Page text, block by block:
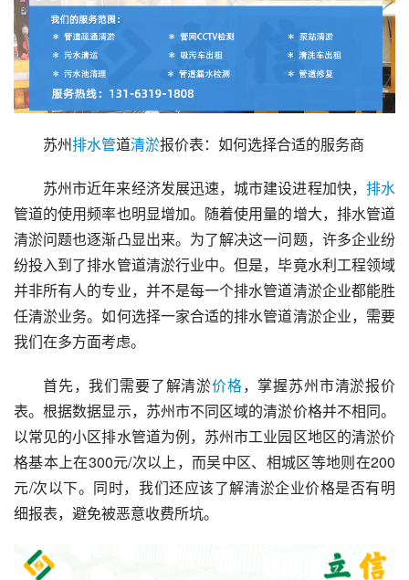
苏州排水管道清淤报价表：如何选择合适的服务商
苏州市近年来经济发展迅速，城市建设进程加快， 排水
管道的使用频率也明显增加。随着使用量的增大，排水管道
清淤问题也逐渐凸显出来。为了解决这一问题，许多企业纷
纷投入到了排水管道清淤行业中。但是，毕竟水利工程领域
并非所有人的专业，并不是每一个排水管道清淤企业都能胜
任清淤业务。如何选择一家合适的排水管道清淤企业，需要
我们在多方面考虑。
首先，我们需要了解清淤价格，掌握苏州市清淤报价
表。根据数据显示，苏州市不同区域的清淤价格并不相同。
以常见的小区排水管道为例，苏州市工业园区地区的清淤价
格基本上在300元/次以上，而吴中区、相城区等地则在200
元/次以下。同时，我们还应该了解清淤企业价格是否有明
细报表，避免被恶意收费所坑。